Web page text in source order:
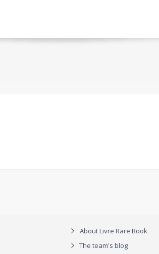
About Livre Rare Book
The team's blog